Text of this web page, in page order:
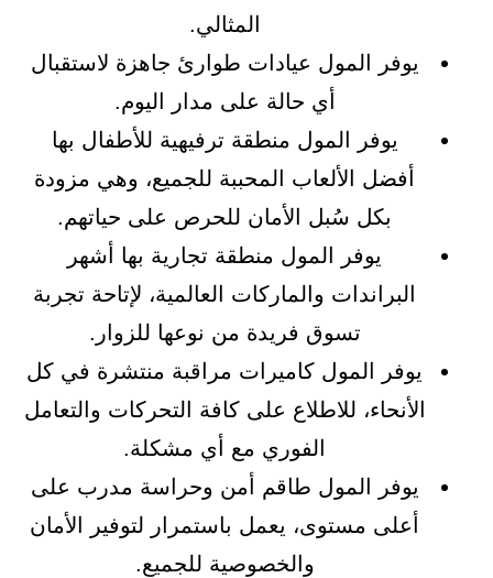
المثالي.
يوفر المول عيادات طوارئ جاهزة لاستقبال
أي حالة على مدار اليوم.
يوفر المول منطقة ترفيهية للأطفال بها
أفضل الألعاب المحببة للجميع، وهي مزودة
بكل سُبل الأمان للحرص على حياتهم.
يوفر المول منطقة تجارية بها أشهر
البراندات والماركات العالمية، لإتاحة تجربة
تسوق فريدة من نوعها للزوار.
يوفر المول كاميرات مراقبة منتشرة في كل
الأنحاء، للاطلاع على كافة التحركات والتعامل
الفوري مع أي مشكلة.
يوفر المول طاقم أمن وحراسة مدرب على
أعلى مستوى، يعمل باستمرار لتوفير الأمان
والخصوصية للجميع.